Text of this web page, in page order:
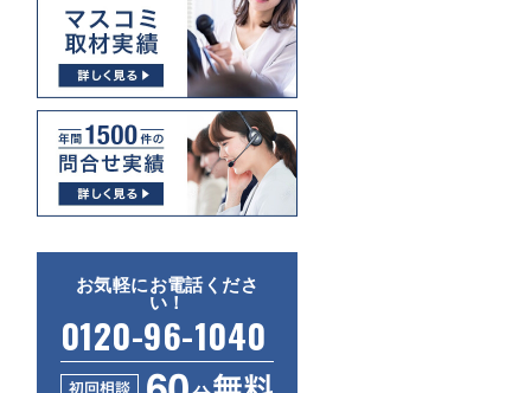
お気軽にお電話くださ
い！
0120-96-1040